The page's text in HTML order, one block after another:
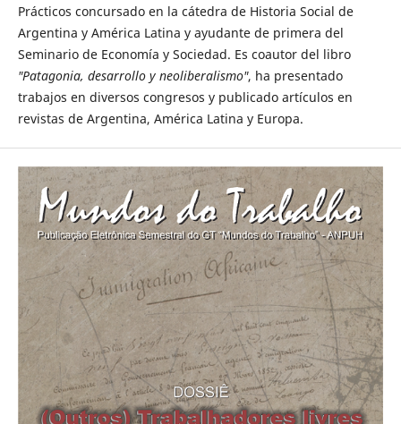
Prácticos concursado en la cátedra de Historia Social de
Argentina y América Latina y ayudante de primera del
Seminario de Economía y Sociedad. Es coautor del libro
"Patagonia, desarrollo y neoliberalismo", ha presentado
trabajos en diversos congresos y publicado artículos en
revistas de Argentina, América Latina y Europa.